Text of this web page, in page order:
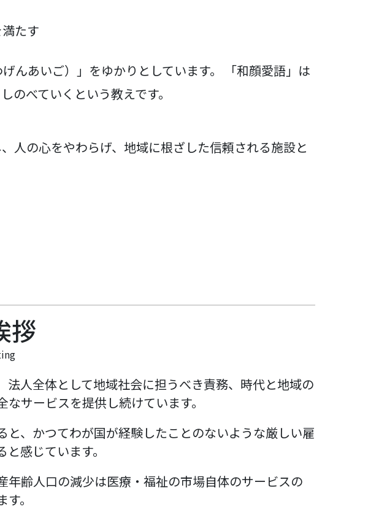
たす
んあいご）」をゆかりとしています。 「和顔愛語」は
べていくという教えです。
人の心をやわらげ、地域に根ざした信頼される施設と
拶
法人全体として地域社会に担うべき責務、時代と地域の
サービスを提供し続けています。
、かつてわが国が経験したことのないような厳しい雇
感じています。
年齢人口の減少は医療・福祉の市場自体のサービスの
。